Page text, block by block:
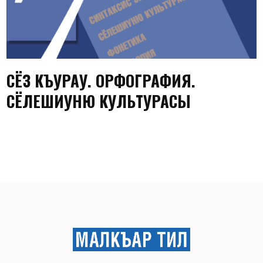
СЁЗ КЪУРАУ. ОРФОГРАФИЯ.
СЁЛЕШИУНЮ КУЛЬТУРАСЫ